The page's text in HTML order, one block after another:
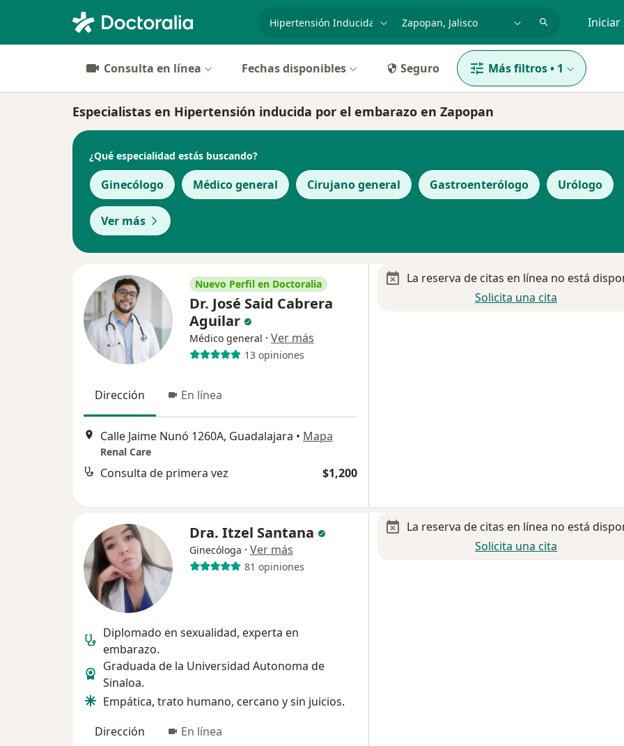
especialidad, enfermedad o nombre Iniciar
Consulta en línea Fechas disponibles Seguro Más filtros• 1
Especialistas en Hipertensión inducida por el embarazo en Zapopan
¿Qué especialidad estás buscando?
Ginecólogo Médico general Cirujano general Gastroenterólogo Urólogo
Ver más
Nuevo Perfil en Doctoralia
Dr. José Said Cabrera
Aguilar
Médico general · Ver más
13 opiniones
Dirección En línea
Calle Jaime Nunó 1260A, Guadalajara • Mapa
Renal Care
Consulta de primera vez $1,200
La reserva de citas en línea no está
Solicita una cita
Dra. Itzel Santana
Ginecóloga · Ver más
81 opiniones
Diplomado en sexualidad, experta en
embarazo.
Graduada de la Universidad Autonoma de
Sinaloa.
Empática, trato humano, cercano y sin juicios.
Dirección
En línea
La reserva de citas en línea no está
Solicita una cita